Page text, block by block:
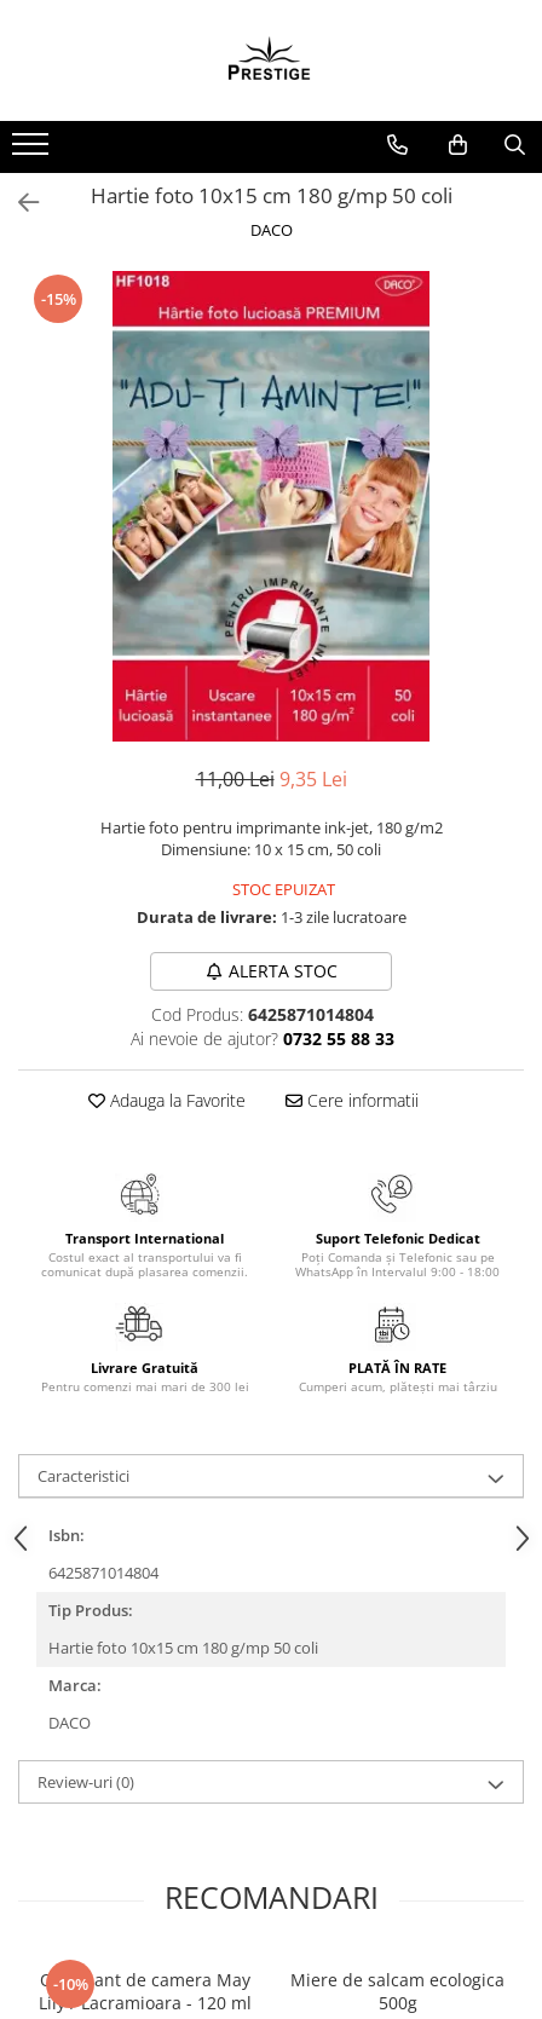
Noutati
Promotii
Pachete Speciale Carti
Arte Divinatorii
Astrologie
Dezvoltare Spirituala
KidConnection
New Illuminati Files
Numerologie
Paranormal
Parapsihologie
ScienceConnection
Vindecare Spirituala
Medicina & Farmacie
Medicina Pentru Toti
SealfHealing
Starea de bine
Terapii Alternative
Biografii, Memorii, Jurnale
Carti erotice
Carti pentru Adolescenti, Young
Adult
Crime, Thriller, Mistery
Literatura Romana
Literatura Universala
Poezie
romantice
Senzatii/Dragoste
SF & Fantasy
Teatru
Hartie foto 10x15 cm 180 g/mp 50 coli
DACO
-15%
11,00 Lei 9,35 Lei
Hartie foto pentru imprimante ink-jet, 180 g/m2
Dimensiune: 10 x 15 cm, 50 coli
STOC EPUIZAT
Durata de livrare: 1-3 zile lucratoare
ALERTA STOC
Cod Produs: 6425871014804
Ai nevoie de ajutor? 0732 55 88 33
Adauga la Favorite Cere informatii
Transport International
Costul exact al transportului va fi
comunicat după plasarea comenzii.
Suport Telefonic Dedicat
Poți Comanda și Telefonic sau pe
WhatsApp în Intervalul 9:00 - 18:00
Livrare Gratuită
Pentru comenzi mai mari de 300 lei
PLATĂ ÎN RATE
Cumperi acum, plătești mai târziu
Caracteristici
Isbn:
6425871014804
Tip Produs:
Hartie foto 10x15 cm 180 g/mp 50 coli
Marca:
DACO
Review-uri(0)
RECOMANDARI
-10%
Odorizant de camera May
Lily / Lacramioara - 120 ml
Miere de salcam ecologica
500g